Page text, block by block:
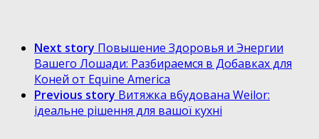
Next story Повышение Здоровья и Энергии
Вашего Лошади: Разбираемся в Добавках для
Коней от Equine America
Previous story Витяжка вбудована Weilor:
ідеальне рішення для вашої кухні